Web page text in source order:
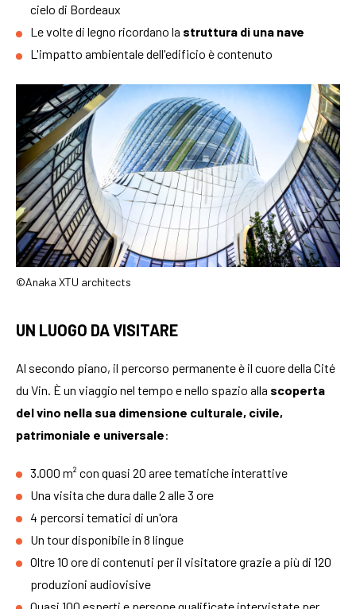
cielo di Bordeaux
Le volte di legno ricordano la struttura di una nave
L'impatto ambientale dell'edificio è contenuto
©Anaka XTU architects
UN LUOGO DA VISITARE
Al secondo piano, il percorso permanente è il cuore della Cité
du Vin. È un viaggio nel tempo e nello spazio alla scoperta
del vino nella sua dimensione culturale, civile,
patrimoniale e universale:
3.000 m² con quasi 20 aree tematiche interattive
Una visita che dura dalle 2 alle 3 ore
4 percorsi tematici di un'ora
Un tour disponibile in 8 lingue
Oltre 10 ore di contenuti per il visitatore grazie a più di 120
produzioni audiovisive
Quasi 100 esperti e persone qualificate intervistate per